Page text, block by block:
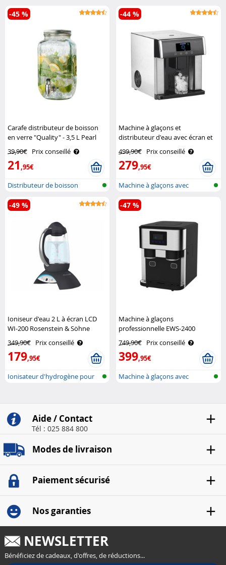
Carafe distributeur de boisson
en verre "Quality" - 3,5 L Pearl
39,90€ Prix conseillé
21,95€
-45 %
Distributeur de boisson
Machine à glaçons et
distributeur d'eau avec écran et
boîtier en acier inoxydable EWS-
2350 Rosenstein & Söhne
499,90€ Prix conseillé
279,95€
-44 %
Machine à glaçons avec
distributeur..
Ioniseur d'eau 2 L à écran LCD
WI-200 Rosenstein & Söhne
349,90€ Prix conseillé
179,95€
-49 %
Ionisateur d'hydrogène pour
Machine à glaçons
professionnelle EWS-2400
749,90€ Prix conseillé
399,95€
-47 %
Machine à glaçons avec
Aide / Contact
Tél : 025 884 800
Modes de livraison
Paiement sécurisé
Nos garanties
NEWSLETTER
Bénéficiez de cadeaux, d'offres, de réductions...